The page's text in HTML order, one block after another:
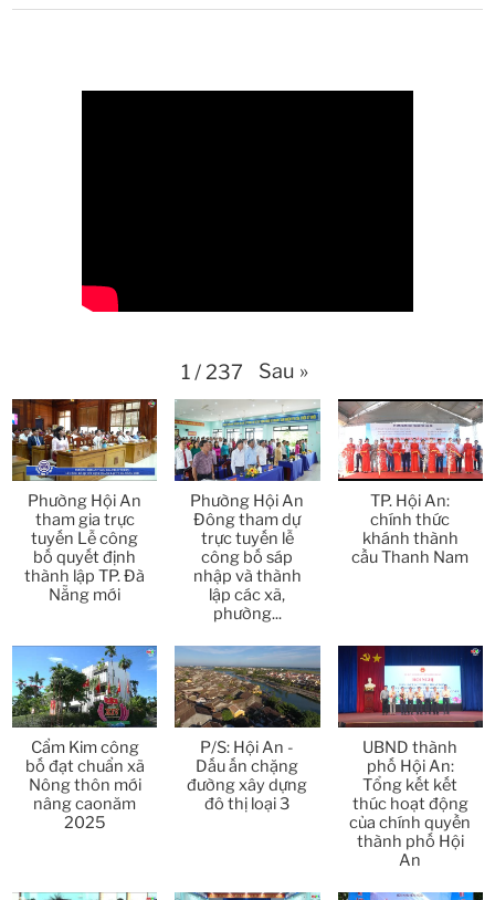
Thời sự thứ 4 Ngày 15-4-2026
Thời sự thứ 6 Ngày 10-4-2026 25:37
Thời sự thứ 4 Ngày 8-4-2026 26:38
Thời sự thứ 2 Ngày 6-4-2026 28:21
Thời sự thứ 6 Ngày 3-4-2026 24:01
Thời sự thứ 4 Ngày 1-4-2026
Thời sự thứ 2 Ngày 30-3-2026 31:14
Thời sự thứ 6 Ngày 27-3-2026 24:11
Thời sự thứ 4 Ngày 25-3-2026 24:51
Thời sự thứ 2 Ngày 23-3-2026 27:17
1 / 237 Sau »
Phường Hội An
tham gia trực
tuyến Lễ công
bố quyết định
thành lập TP. Đà
Nẵng mới
Phường Hội An
Đông tham dự
trực tuyến lễ
công bố sáp
nhập và thành
lập các xã,
phường...
TP. Hội An:
chính thức
khánh thành
cầu Thanh Nam
Cẩm Kim công
bố đạt chuẩn xã
Nông thôn mới
nâng caonăm
2025
P/S: Hội An -
Dấu ấn chặng
đường xây dựng
đô thị loại 3
UBND thành
phố Hội An:
Tổng kết kết
thúc hoạt động
của chính quyền
thành phố Hội
An